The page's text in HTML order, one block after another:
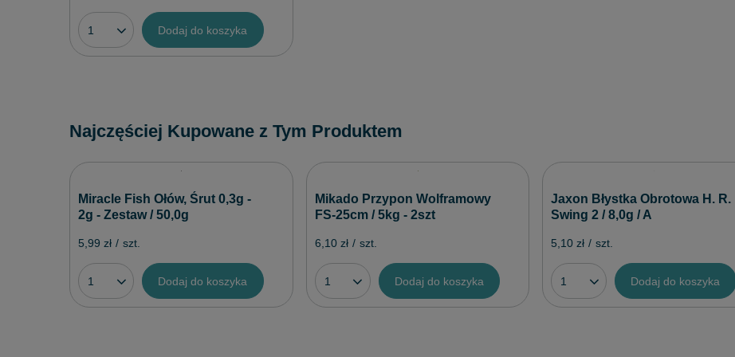
Dodaj do koszyka
Najczęściej Kupowane z Tym Produktem
Miracle Fish Ołów, Śrut 0,3g -
2g - Zestaw / 50,0g
5,99 zł / szt.
Dodaj do koszyka
Mikado Przypon Wolframowy
FS-25cm / 5kg - 2szt
6,10 zł / szt.
Dodaj do koszyka
Jaxon Błystka Obrotowa H. R.
Swing 2 / 8,0g / A
5,10 zł / szt.
Dodaj do koszyka